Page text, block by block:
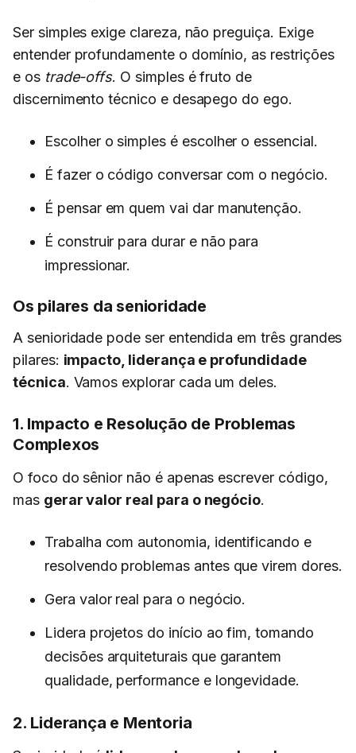
Ser simples exige clareza, não preguiça. Exige
entender profundamente o domínio, as restrições
e os trade-offs. O simples é fruto de
discernimento técnico e desapego do ego.
Escolher o simples é escolher o essencial.
É fazer o código conversar com o negócio.
É pensar em quem vai dar manutenção.
É construir para durar e não para
impressionar.
Os pilares da senioridade
A senioridade pode ser entendida em três grandes
pilares: impacto, liderança e profundidade
técnica. Vamos explorar cada um deles.
1. Impacto e Resolução de Problemas
Complexos
O foco do sênior não é apenas escrever código,
mas gerar valor real para o negócio.
Trabalha com autonomia, identificando e
resolvendo problemas antes que virem dores.
Gera valor real para o negócio.
Lidera projetos do início ao fim, tomando
decisões arquiteturais que garantem
qualidade, performance e longevidade.
2. Liderança e Mentoria